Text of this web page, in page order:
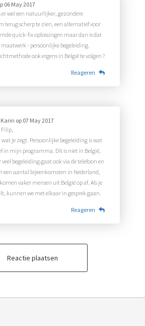
06 May 2017
er wel een natuurlijker, gezondere
terug scherp te zien, een alternatief voor
quick-fix oplossingen maar dan is dat
- persoonlijke begeleiding.
ook ergens in België te volgen ?
Reageren
Karin op 07 May 2017
Filip,
wat je zegt. Persoonlijke begeleiding is wat
in mijn programma. Dit is niet in België,
begeleiding gaat ook via de telefoon en
een aantal bijeenkomsten in Nederland,
vaker mensen uit België op af. Als je
kunnen we met elkaar in gesprek gaan.
Reageren
Reactie plaatsen